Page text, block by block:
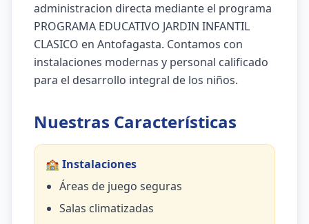
administracion directa mediante el programa
PROGRAMA EDUCATIVO JARDIN INFANTIL
CLASICO en Antofagasta. Contamos con
instalaciones modernas y personal calificado
para el desarrollo integral de los niños.
Nuestras Características
🏫 Instalaciones
Áreas de juego seguras
Salas climatizadas